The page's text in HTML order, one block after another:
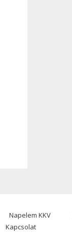
Napelem KKV
Kapcsolat